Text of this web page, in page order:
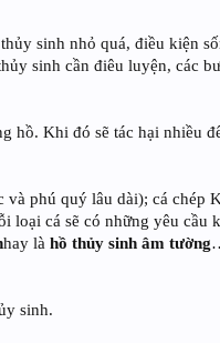
sinh nhỏ quá, điều kiện
sinh cần điêu luyện, các
hồ. Khi đó sẽ tác hại nhiều
và phú quý lâu dài); cá chép
loại cá sẽ có những yêu cầu
hay làhồ thủy sinh âm tường
sinh.